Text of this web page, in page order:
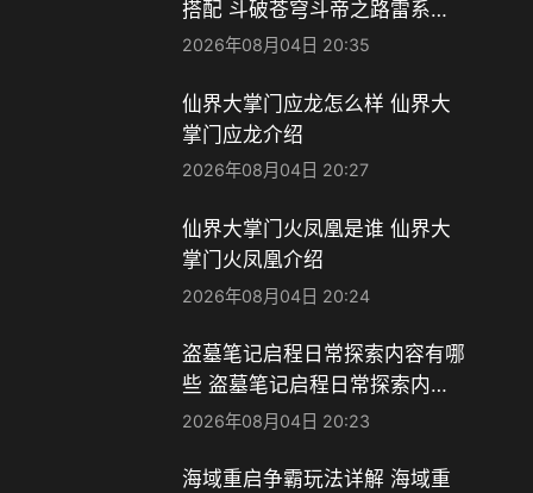
搭配 斗破苍穹斗帝之路雷系阵
容玩法攻略
2026年08月04日 20:35
仙界大掌门应龙怎么样​ 仙界大
掌门应龙介绍
2026年08月04日 20:27
仙界大掌门火凤凰是谁 仙界大
掌门火凤凰介绍
2026年08月04日 20:24
盗墓笔记启程日常探索内容有哪
些 盗墓笔记启程日常探索内容
一览
2026年08月04日 20:23
海域重启争霸玩法详解 海域重